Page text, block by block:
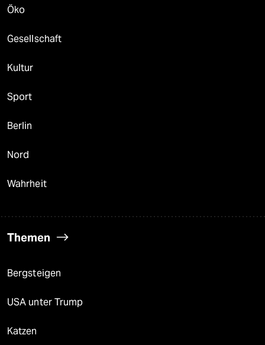
Öko
Gesellschaft
Kultur
Sport
Berlin
Nord
Wahrheit
Themen
Bergsteigen
USA unter Trump
Katzen